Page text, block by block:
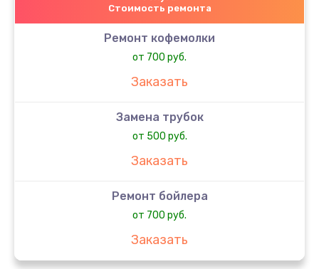
Стоимость ремонта
Ремонт кофемолки
от 700 руб.
Заказать
Замена трубок
от 500 руб.
Заказать
Ремонт бойлера
от 700 руб.
Заказать